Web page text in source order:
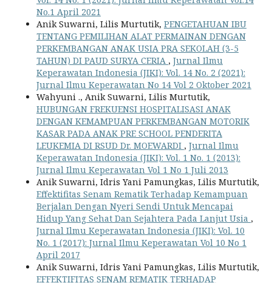
No.1 April 2021
Anik Suwarni, Lilis Murtutik, PENGETAHUAN IBU
TENTANG PEMILIHAN ALAT PERMAINAN DENGAN
PERKEMBANGAN ANAK USIA PRA SEKOLAH (3-5
TAHUN) DI PAUD SURYA CERIA , Jurnal Ilmu
Keperawatan Indonesia (JIKI): Vol. 14 No. 2 (2021):
Jurnal Ilmu Keperawatan No 14 Vol 2 Oktober 2021
Wahyuni ., Anik Suwarni, Lilis Murtutik,
HUBUNGAN FREKUENSI HOSPITALISASI ANAK
DENGAN KEMAMPUAN PERKEMBANGAN MOTORIK
KASAR PADA ANAK PRE SCHOOL PENDERITA
LEUKEMIA DI RSUD Dr. MOEWARDI , Jurnal Ilmu
Keperawatan Indonesia (JIKI): Vol. 1 No. 1 (2013):
Jurnal Ilmu Keperawatan Vol 1 No 1 Juli 2013
Anik Suwarni, Idris Yani Pamungkas, Lilis Murtutik,
Effektifitas Senam Rematik Terhadap Kemampuan
Berjalan Dengan Nyeri Sendi Untuk Mencapai
Hidup Yang Sehat Dan Sejahtera Pada Lanjut Usia ,
Jurnal Ilmu Keperawatan Indonesia (JIKI): Vol. 10
No. 1 (2017): Jurnal Ilmu Keperawatan Vol 10 No 1
April 2017
Anik Suwarni, Idris Yani Pamungkas, Lilis Murtutik,
EFFEKTIFITAS SENAM REMATIK TERHADAP